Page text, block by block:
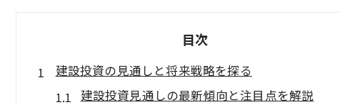
目次
建設投資の見通しと将来戦略を探る
建設投資見通しの最新傾向と注目点を解説